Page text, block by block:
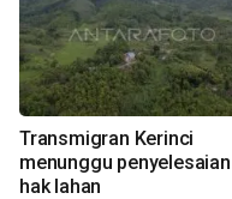
Transmigran Kerinci
menunggu penyelesaian
hak lahan